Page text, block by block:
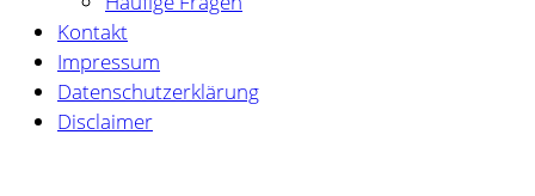
Kontakt
Impressum
Datenschutzerklärung
Disclaimer